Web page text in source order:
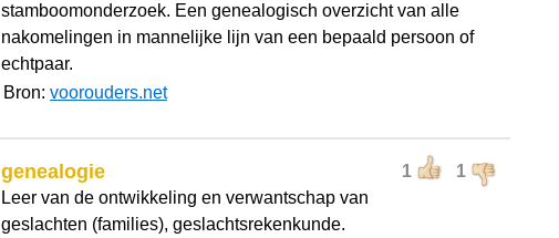
stamboomonderzoek. Een genealogisch overzicht van alle
nakomelingen in mannelijke lijn van een bepaald persoon of
echtpaar.
Bron: voorouders.net
1 1
genealogie
Leer van de ontwikkeling en verwantschap van
geslachten (families), geslachtsrekenkunde.